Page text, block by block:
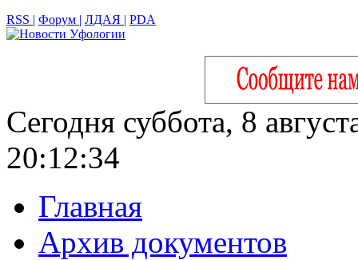
RSS | Форум | ЛДАЯ | PDA
Сегодня суббота, 8
20:12:35
Главная
Архив документов